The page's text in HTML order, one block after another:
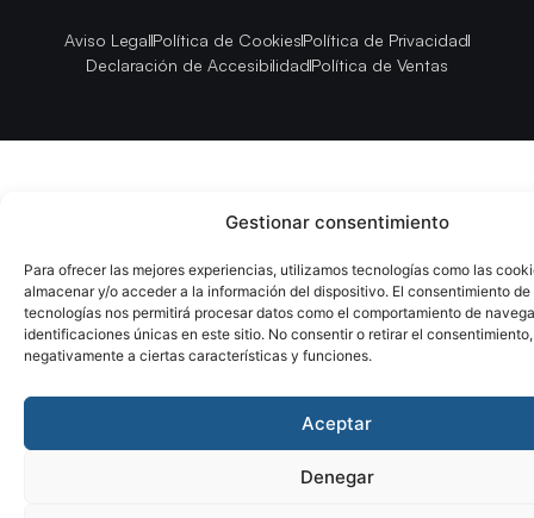
Gestionar consentimiento
Para ofrecer las mejores experiencias, utilizamos tecnologías como las
almacenar y/o acceder a la información del dispositivo. El consentimiento de
tecnologías nos permitirá procesar datos como el comportamiento de
identificaciones únicas en este sitio. No consentir o retirar el
negativamente a ciertas características y funciones.
Aceptar
Denegar
Aviso LegalPolítica de CookiesPolítica de Privacidad
Declaración de AccesibilidadPolítica de Ventas